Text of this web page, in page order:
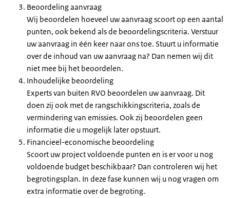
Beoordeling aanvraag
Wij beoordelen hoeveel uw aanvraag scoort op een aantal
punten, ook bekend als de beoordelingscriteria. Verstuur
uw aanvraag in één keer naar ons toe. Stuurt u informatie
over de inhoud van uw aanvraag na? Dan nemen wij dit
niet mee bij het beoordelen.
Inhoudelijke beoordeling
Experts van buiten RVO beoordelen uw aanvraag. Dit
doen zij ook met de rangschikkingscriteria, zoals de
vermindering van emissies. Ook zij beoordelen geen
informatie die u mogelijk later opstuurt.
Financieel-economische beoordeling
Scoort uw project voldoende punten en is er voor u nog
voldoende budget beschikbaar? Dan controleren wij het
begrotingsplan. In deze fase kunnen wij u nog vragen om
extra informatie over de begroting.